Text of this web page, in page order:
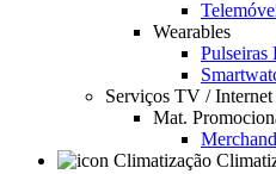
Wearables
Pulseiras
Serviços TV /
Mat.